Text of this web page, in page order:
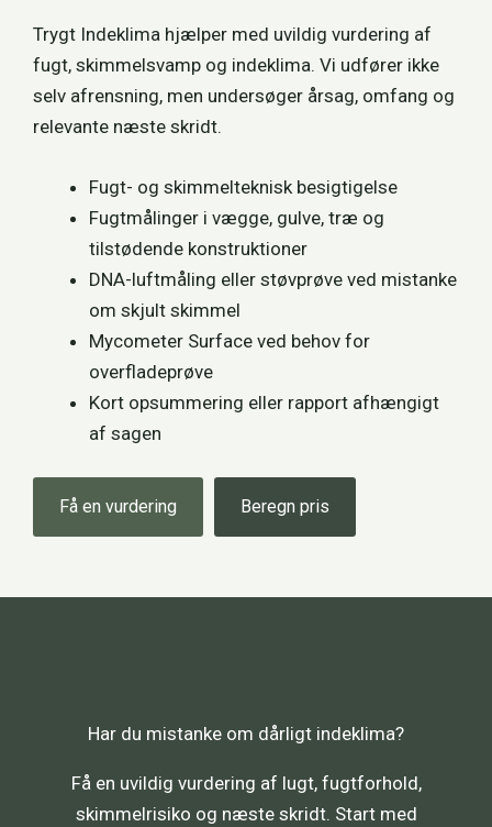
Trygt Indeklima hjælper med uvildig vurdering af
fugt, skimmelsvamp og indeklima. Vi udfører ikke
selv afrensning, men undersøger årsag, omfang og
relevante næste skridt.
Fugt- og skimmelteknisk besigtigelse
Fugtmålinger i vægge, gulve, træ og
tilstødende konstruktioner
DNA-luftmåling eller støvprøve ved mistanke
om skjult skimmel
Mycometer Surface ved behov for
overfladeprøve
Kort opsummering eller rapport afhængigt
af sagen
Få en vurdering Beregn pris
Har du mistanke om dårligt indeklima?
Få en uvildig vurdering af lugt, fugtforhold,
skimmelrisiko og næste skridt. Start med